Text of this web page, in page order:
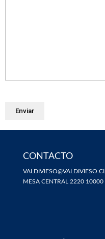
CONTACTO
VALDIVIESO@VALDIVIESO.CL
MESA CENTRAL 2220 10000